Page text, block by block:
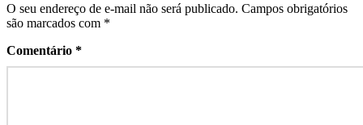
O seu endereço de e-mail não será publicado. Campos obrigatórios
são marcados com *
Comentário *